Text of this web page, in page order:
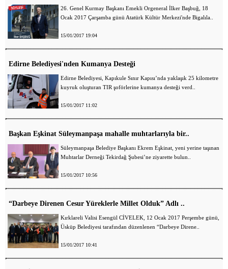
26. Genel Kurmay Başkanı Emekli Orgeneral İlker Başbuğ, 18
Ocak 2017 Çarşamba günü Atatürk Kültür Merkezi'nde Bigalıla..
15/01/2017 19:04
Edirne Belediyesi'nden Kumanya Desteği
Edirne Belediyesi, Kapıkule Sınır Kapısı’nda yaklaşık 25 kilometre
kuyruk oluşturan TIR şoförlerine kumanya desteği verd..
15/01/2017 11:02
Başkan Eşkinat Süleymanpaşa mahalle muhtarlarıyla bir..
Süleymanpaşa Belediye Başkanı Ekrem Eşkinat, yeni yerine taşınan
Muhtarlar Derneği Tekirdağ Şubesi’ne ziyarette bulun..
15/01/2017 10:56
“Darbeye Direnen Cesur Yüreklerle Millet Olduk” Adlı ..
Kırklareli Valisi Esengül CİVELEK, 12 Ocak 2017 Perşembe günü,
Üsküp Belediyesi tarafından düzenlenen “Darbeye Direne..
15/01/2017 10:41